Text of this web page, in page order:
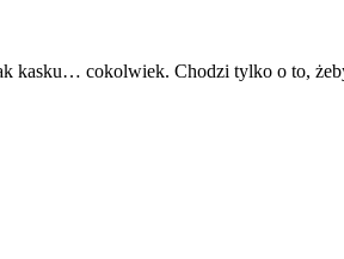
kasku… cokolwiek. Chodzi tylko o to, żeby